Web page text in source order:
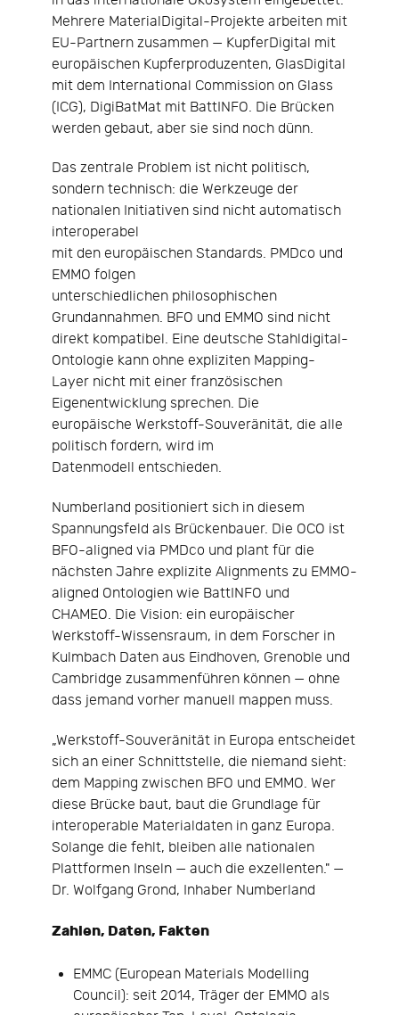
Mehrere MaterialDigital-Projekte arbeiten mit
EU-Partnern zusammen — KupferDigital mit
europäischen Kupferproduzenten, GlasDigital
mit dem International Commission on Glass
(ICG), DigiBatMat mit BattINFO. Die Brücken
werden gebaut, aber sie sind noch dünn.
Das zentrale Problem ist nicht politisch,
sondern technisch: die Werkzeuge der
nationalen Initiativen sind nicht automatisch
interoperabel
mit den europäischen Standards. PMDco und
EMMO folgen
unterschiedlichen philosophischen
Grundannahmen. BFO und EMMO sind nicht
direkt kompatibel. Eine deutsche Stahldigital-
Ontologie kann ohne expliziten Mapping-
Layer nicht mit einer französischen
Eigenentwicklung sprechen. Die
europäische Werkstoff-Souveränität, die alle
politisch fordern, wird im
Datenmodell entschieden.
Numberland positioniert sich in diesem
Spannungsfeld als Brückenbauer. Die OCO ist
BFO-aligned via PMDco und plant für die
nächsten Jahre explizite Alignments zu EMMO-
aligned Ontologien wie BattINFO und
CHAMEO. Die Vision: ein europäischer
Werkstoff-Wissensraum, in dem Forscher in
Kulmbach Daten aus Eindhoven, Grenoble und
Cambridge zusammenführen können — ohne
dass jemand vorher manuell mappen muss.
„Werkstoff-Souveränität in Europa entscheidet
sich an einer Schnittstelle, die niemand sieht:
dem Mapping zwischen BFO und EMMO. Wer
diese Brücke baut, baut die Grundlage für
interoperable Materialdaten in ganz Europa.
Solange die fehlt, bleiben alle nationalen
Plattformen Inseln — auch die exzellenten." —
Dr. Wolfgang Grond, Inhaber Numberland
Zahlen, Daten, Fakten
EMMC (European Materials Modelling
Council): seit 2014, Träger der EMMO als